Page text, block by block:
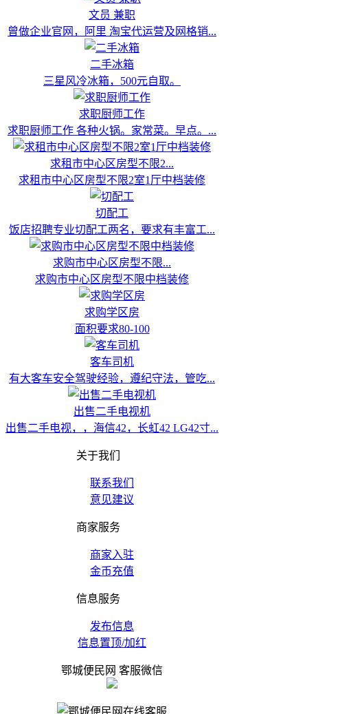
文员 兼职
曾做企业官网，阿里 淘宝代运营及网格销...
二手冰箱
三星风冷冰箱，500元自取。
求职厨师工作
求职厨师工作 各种火锅。家常菜。早点。...
求租市中心区房型不限2...
求租市中心区房型不限2室1厅中档装修
切配工
饭店招聘专业切配工两名，要求有丰富工...
求购市中心区房型不限...
求购市中心区房型不限中档装修
求购学区房
面积要求80-100
客车司机
有大客车安全驾驶经验，遵纪守法，管吃...
出售二手电视机
出售二手电视，，海信42，长虹42 LG42寸...
关于我们
联系我们
意见建议
商家服务
商家入驻
金币充值
信息服务
发布信息
信息置顶/加红
鄂城便民网 客服微信